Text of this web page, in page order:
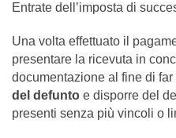
Entrate dell’imposta di
Una volta effettuato il
presentare la ricevuta in
documentazione al fine di far
del defunto e disporre del
presenti senza più vincoli o